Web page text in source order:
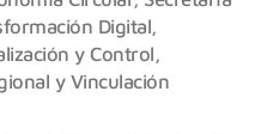
Digital,
y Control,
y Vinculación